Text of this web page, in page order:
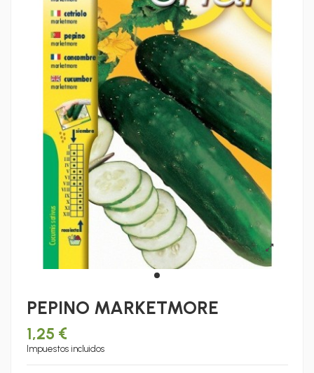
PEPINO MARKETMORE
1,25 €
Impuestos incluidos